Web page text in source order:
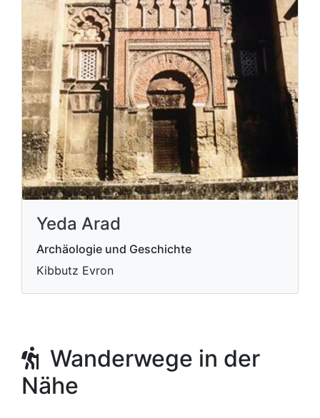
Yeda Arad
Archäologie und Geschichte
Kibbutz Evron
Wanderwege in der
Nähe